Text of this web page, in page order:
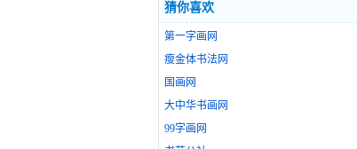
猜你喜欢
第一字画网
瘦金体书法网
国画网
大中华书画网
99字画网